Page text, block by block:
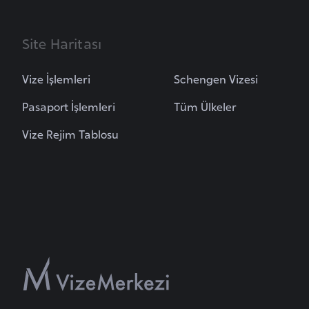
Site Haritası
Vize İşlemleri
Pasaport İşlemleri
Vize Rejim Tablosu
Schengen Vizesi
Tüm Ülkeler
n
n
o
e